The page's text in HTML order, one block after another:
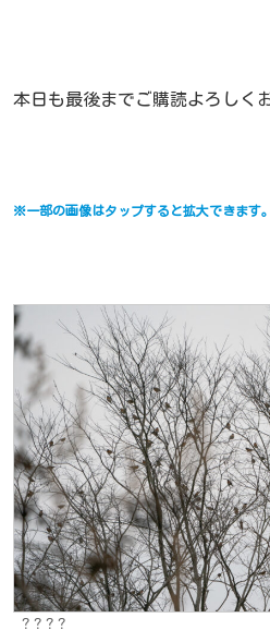
本日も最後までご購読よろし
※一部の画像はタップすると拡大できます。
？？？？